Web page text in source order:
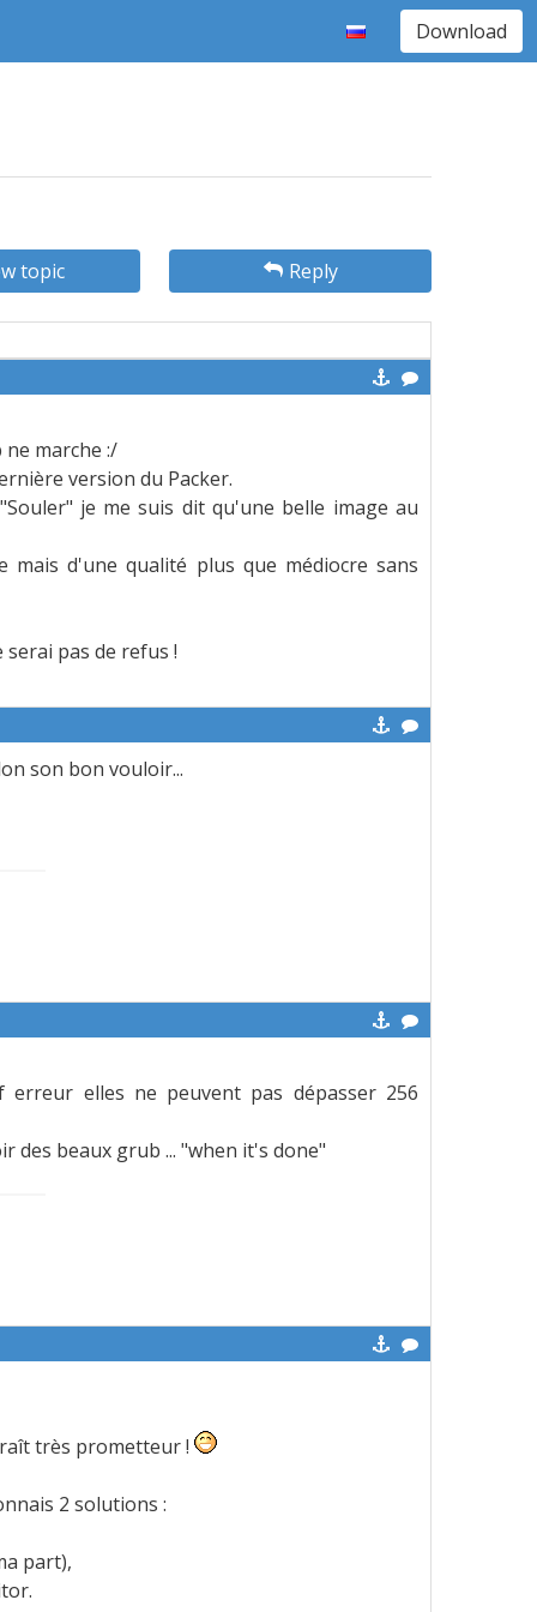
Download
topic Reply
marche :/
version du Packer.
je me suis dit qu'une belle image au
d'une qualité plus que médiocre sans
pas de refus !
son bon vouloir...
elles ne peuvent pas dépasser 256
des beaux grub ... "when it's done"
très prometteur !
2 solutions :
part),